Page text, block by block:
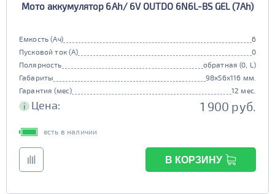
Мото аккумулятор 6Ah/ 6V OUTDO 6N6L-BS GEL (7Ah)
Емкость (Ач)
6
Пусковой ток (А)
0
Полярность
обратная (0, L)
Габариты
98x56x116 мм.
Гарантия (мес)
12 мес.
i Цена: 1 900 руб.
есть в наличии
В КОРЗИНУ